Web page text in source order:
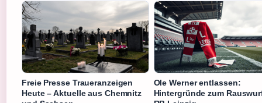
Freie Presse Traueranzeigen
Heute – Aktuelle aus Chemnitz
Ole Werner entlassen:
Hintergründe zum